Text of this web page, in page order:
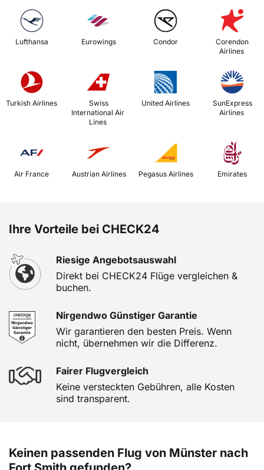
Lufthansa Eurowings Condor
Corendon
Airlines
Turkish Airlines
International Air
Lines
United Airlines
Airlines
Air France Austrian Airlines Emirates
Ihre Vorteile bei CHECK24
Riesige Angebotsauswahl
Direkt bei CHECK24 Flüge vergleichen &
buchen.
Nirgendwo Günstiger Garantie
Wir garantieren den besten Preis. Wenn
nicht, übernehmen wir die Differenz.
Fairer Flugvergleich
Keine versteckten Gebühren, alle Kosten
sind transparent.
Keinen passenden Flug von Münster nach